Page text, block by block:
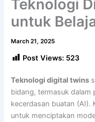
Teknologi
untuk
March 21, 2025
Post Views: 523
Teknologi digital twins
bidang, termasuk dalam
kecerdasan buatan (AI).
untuk menciptakan